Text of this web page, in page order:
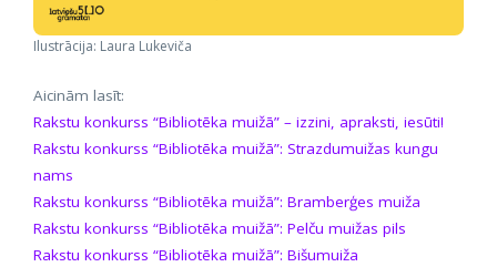
Ilustrācija: Laura Lukeviča
Aicinām lasīt:
Rakstu konkurss “Bibliotēka muižā” – izzini, apraksti, iesūti!
Rakstu konkurss “Bibliotēka muižā”: Strazdumuižas kungu
nams
Rakstu konkurss “Bibliotēka muižā”: Bramberģes muiža
Rakstu konkurss “Bibliotēka muižā”: Pelču muižas pils
Rakstu konkurss “Bibliotēka muižā”: Bišumuiža